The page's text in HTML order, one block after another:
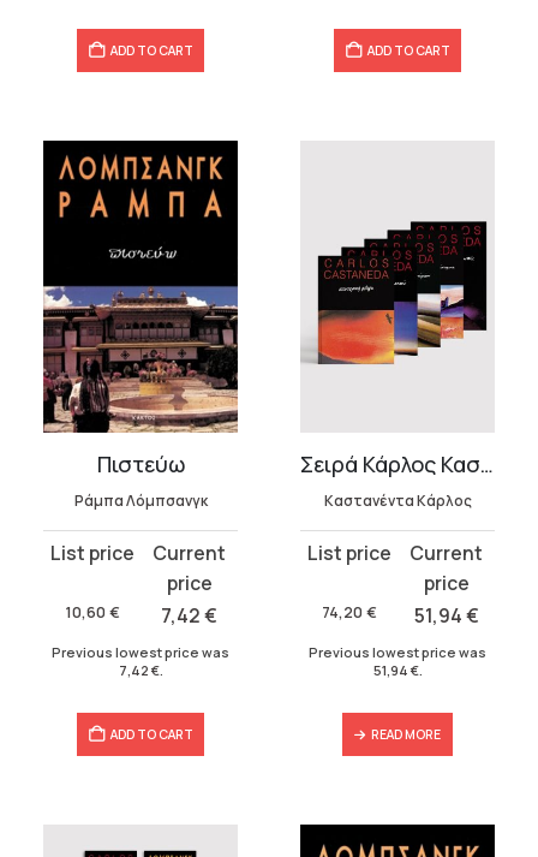
ADD TO CART ADD TO CART
Πιστεύω
Ράμπα Λόμπσανγκ
10,60 €
Original
was:
10,60 €.
7,42€
Current
7,42 €.
Previous lowest price was
7,42 €.
ADD TO CART
Σειρά Κάρλος Καστανέντα
Καστανέντα Κάρλος
74,20 €
Original
was:
74,20 €.
51,94€
Current
51,94 €.
Previous lowest price was
51,94 €.
READ MORE